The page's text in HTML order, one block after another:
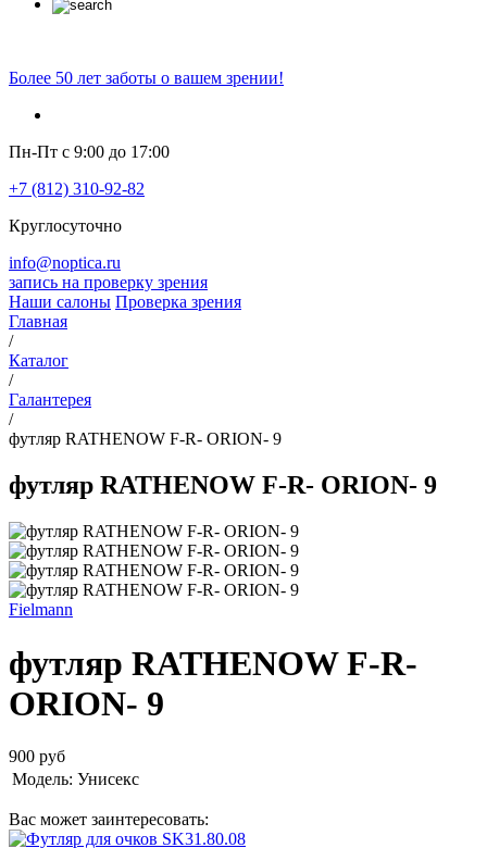
Более 50 лет заботы о вашем зрении!
Пн-Пт с 9:00 до 17:00
+7 (812) 310-92-82
Круглосуточно
info@noptica.ru
запись на проверку зрения
Наши салоны Проверка зрения
Главная
/
Каталог
/
Галантерея
/
футляр RATHENOW F-R- ORION- 9
футляр RATHENOW F-R- ORION- 9
Fielmann
футляр RATHENOW F-R-
ORION- 9
900 руб
Модель: Унисекс
Вас может заинтересовать: